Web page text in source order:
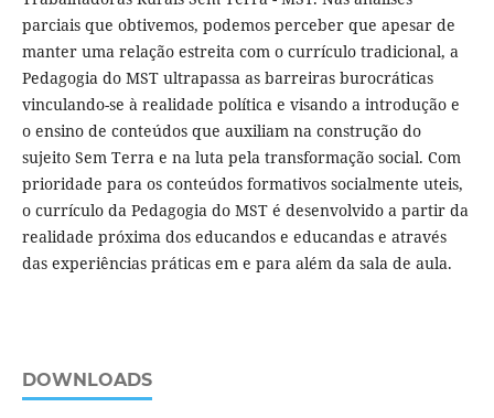
parciais que obtivemos, podemos perceber que apesar de
manter uma relação estreita com o currículo tradicional, a
Pedagogia do MST ultrapassa as barreiras burocráticas
vinculando-se à realidade política e visando a introdução e
o ensino de conteúdos que auxiliam na construção do
sujeito Sem Terra e na luta pela transformação social. Com
prioridade para os conteúdos formativos socialmente uteis,
o currículo da Pedagogia do MST é desenvolvido a partir da
realidade próxima dos educandos e educandas e através
das experiências práticas em e para além da sala de aula.
DOWNLOADS